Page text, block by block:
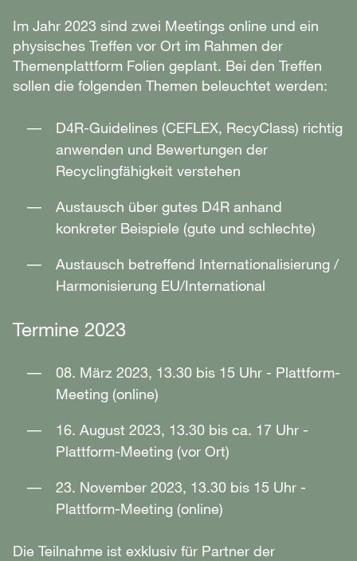
Im Jahr 2023 sind zwei Meetings online und ein
physisches Treffen vor Ort im Rahmen der
Themenplattform Folien geplant. Bei den Treffen
sollen die folgenden Themen beleuchtet werden:
D4R-Guidelines (CEFLEX, RecyClass) richtig
anwenden und Bewertungen der
Recyclingfähigkeit verstehen
Austausch über gutes D4R anhand
konkreter Beispiele (gute und schlechte)
Austausch betreffend Internationalisierung /
Harmonisierung EU/International
Termine 2023
08. März 2023, 13.30 bis 15 Uhr - Plattform-
Meeting (online)
16. August 2023, 13.30 bis ca. 17 Uhr -
Plattform-Meeting (vor Ort)
23. November 2023, 13.30 bis 15 Uhr -
Plattform-Meeting (online)
Die Teilnahme ist exklusiv für Partner der